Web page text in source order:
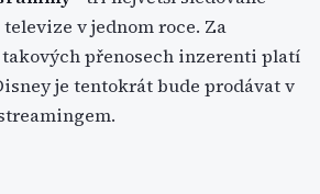
v jednom roce. Za
přenosech inzerenti platí
je tentokrát bude prodávat v